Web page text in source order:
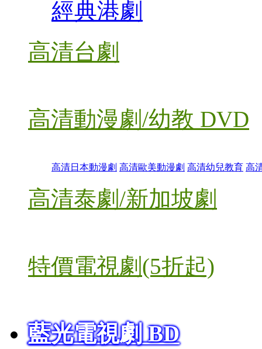
經典港劇
高清台劇
高清動漫劇/幼教 DVD
高清日本動漫劇 高清歐美動漫劇 高清幼兒教育 高
高清泰劇/新加坡劇
特價電視劇(5折起)
藍光電視劇 BD